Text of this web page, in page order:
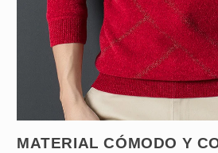
MATERIAL CÓMODO Y